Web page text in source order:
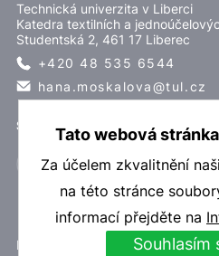
Tato webová
Za účelem zkvalitnění
na této stránce
informací přejděte na
Souhlasím
Technická univerzita v Liberci
Katedra textilních a
Studentská 2, 461 17 Liberec
+420 48 535 6544
hana.moskalova@tul.cz
SLEDUJTE NÁS
EN